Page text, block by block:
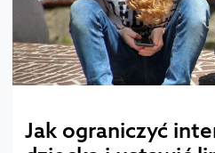
Jak ograniczyć